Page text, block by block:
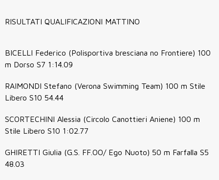
RISULTATI QUALIFICAZIONI MATTINO
BICELLI Federico (Polisportiva bresciana no Frontiere) 100
m Dorso S7 1:14.09
RAIMONDI Stefano (Verona Swimming Team) 100 m Stile
Libero S10 54.44
SCORTECHINI Alessia (Circolo Canottieri Aniene) 100 m
Stile Libero S10 1:02.77
GHIRETTI Giulia (G.S. FF.OO/ Ego Nuoto) 50 m Farfalla S5
48.03